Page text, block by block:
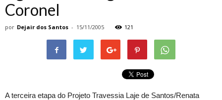
Coronel
por Dejair dos Santos - 15/11/2005 121
A terceira etapa do Projeto Travessia Laje de Santos/Renata